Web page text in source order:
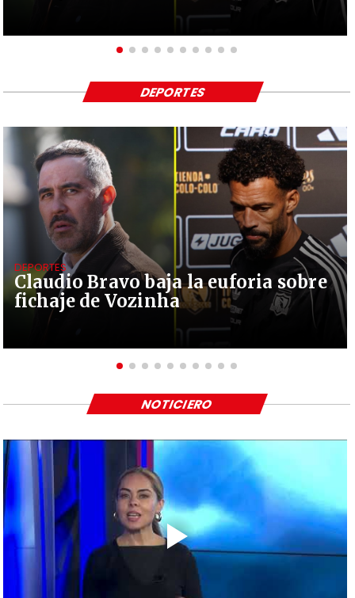
Claudio Bravo baja la euforia sobre
fichaje de Vozinha
DEPORTES
DEPORTES
NOTICIERO